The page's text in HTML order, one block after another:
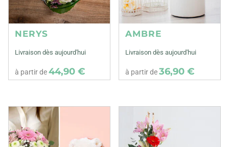
NERYS
Livraison dès aujourd'hui
à partir de44,90 €
AMBRE
Livraison dès aujourd'hui
à partir de36,90 €